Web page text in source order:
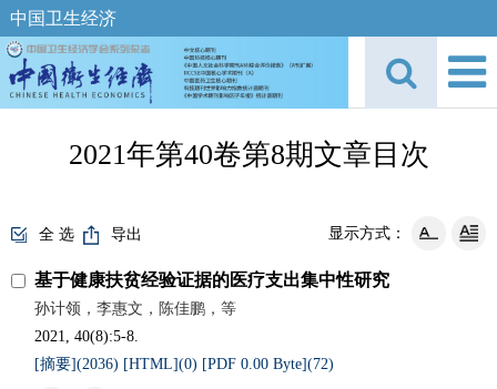
中国卫生经济
2021年第40卷第8期文章目次
全 选 导出 显示方式：
基于健康扶贫经验证据的医疗支出集中性研究
孙计领，李惠文，陈佳鹏，等
2021, 40(8):5-8.
[摘要](2036) [HTML](0) [PDF 0.00 Byte](72)